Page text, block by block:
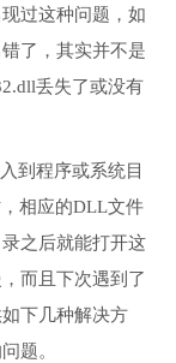
过这种问题，如
了，其实并不是
丢失了或没有
到程序或系统目
相应的DLL文件
之后就能打开这
而且下次遇到了
下几种解决方
题。